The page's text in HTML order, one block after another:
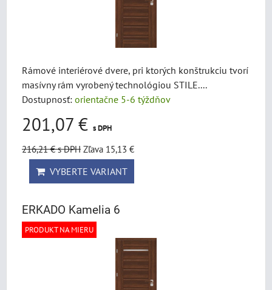
Rámové interiérové dvere, pri ktorých konštrukciu tvorí
masívny rám vyrobený technológiou STILE....
Dostupnosť: orientačne 5-6 týždňov
201,07 € s DPH
216,21 €s DPH Zľava 15,13 €
VYBERTE VARIANT
ERKADO Kamelia 6
PRODUKT NA MIERU